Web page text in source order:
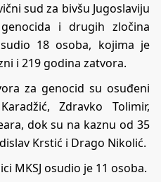
sud za bivšu Jugoslaviju
i drugih zločina
18 osoba, kojima je
i 219 godina zatvora.
za genocid su osuđeni
Zdravko Tolimir,
dok su na kaznu od 35
Krstić i Drago Nikolić.
MKSJ osudio je 11 osoba.